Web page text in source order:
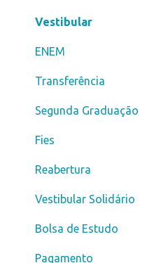
Vestibular
ENEM
Transferência
Segunda Graduação
Fies
Reabertura
Vestibular Solidário
Bolsa de Estudo
Pagamento